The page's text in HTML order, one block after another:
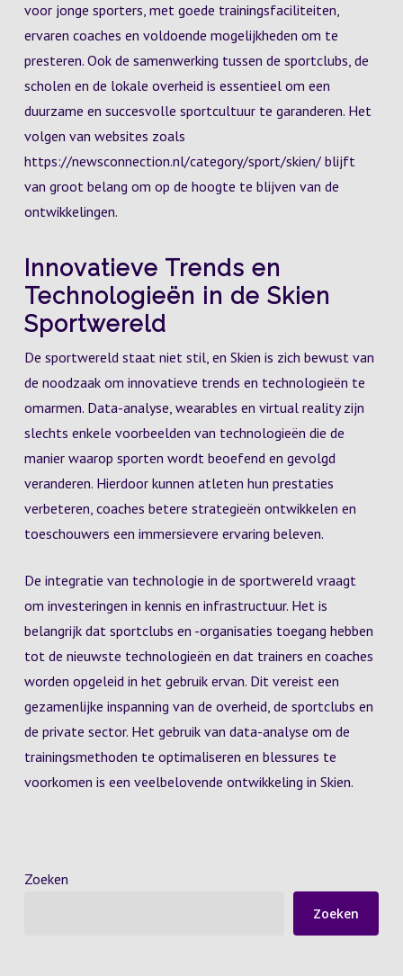
voor jonge sporters, met goede trainingsfaciliteiten,
ervaren coaches en voldoende mogelijkheden om te
presteren. Ook de samenwerking tussen de sportclubs, de
scholen en de lokale overheid is essentieel om een
duurzame en succesvolle sportcultuur te garanderen. Het
volgen van websites zoals
https://newsconnection.nl/category/sport/skien/ blijft
van groot belang om op de hoogte te blijven van de
ontwikkelingen.
Innovatieve Trends en
Technologieën in de Skien
Sportwereld
De sportwereld staat niet stil, en Skien is zich bewust van
de noodzaak om innovatieve trends en technologieën te
omarmen. Data-analyse, wearables en virtual reality zijn
slechts enkele voorbeelden van technologieën die de
manier waarop sporten wordt beoefend en gevolgd
veranderen. Hierdoor kunnen atleten hun prestaties
verbeteren, coaches betere strategieën ontwikkelen en
toeschouwers een immersievere ervaring beleven.
De integratie van technologie in de sportwereld vraagt
om investeringen in kennis en infrastructuur. Het is
belangrijk dat sportclubs en -organisaties toegang hebben
tot de nieuwste technologieën en dat trainers en coaches
worden opgeleid in het gebruik ervan. Dit vereist een
gezamenlijke inspanning van de overheid, de sportclubs en
de private sector. Het gebruik van data-analyse om de
trainingsmethoden te optimaliseren en blessures te
voorkomen is een veelbelovende ontwikkeling in Skien.
Zoeken
Zoeken